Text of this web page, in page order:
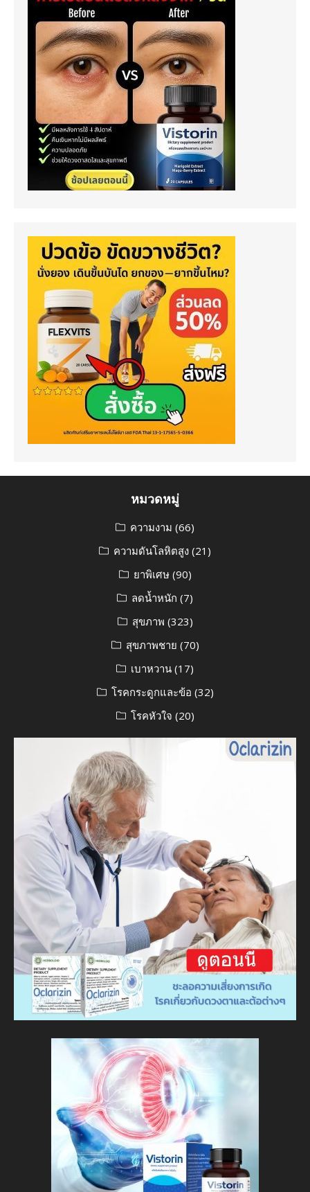
หมวดหมู่
ความงาม (66)
ความดันโลหิตสูง (21)
ยาพิเศษ(90)
ลดน้ำหนัก (7)
สุขภาพ (323)
สุขภาพชาย (70)
เบาหวาน (17)
โรคกระดูกและข้อ (32)
โรคหัวใจ (20)